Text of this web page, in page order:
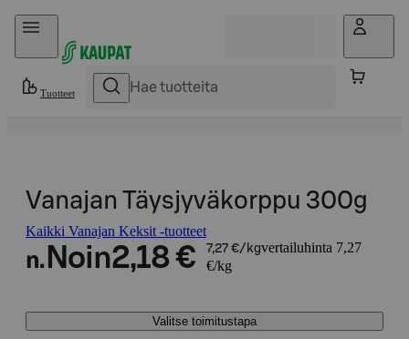
Hyppää sisältöön
Tuotteet
Vanajan Täysjyväkorppu 300g
Kaikki Vanajan Keksit -tuotteet
n. Noin2,18 € 7,27 €/kgvertailuhinta 7,27
€/kg
Valitse toimitustapa